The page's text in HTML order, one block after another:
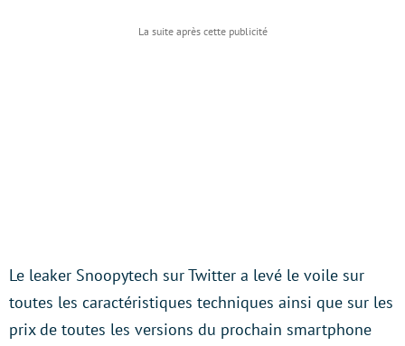
Le leaker Snoopytech sur Twitter a levé le voile sur
toutes les caractéristiques techniques ainsi que sur les
prix de toutes les versions du prochain smartphone